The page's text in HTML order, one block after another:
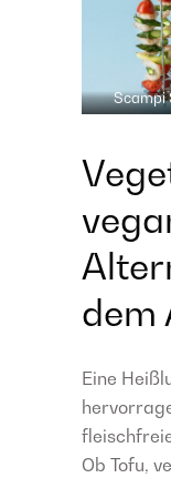
Scampi
dem
Eine
Ob Tofu,